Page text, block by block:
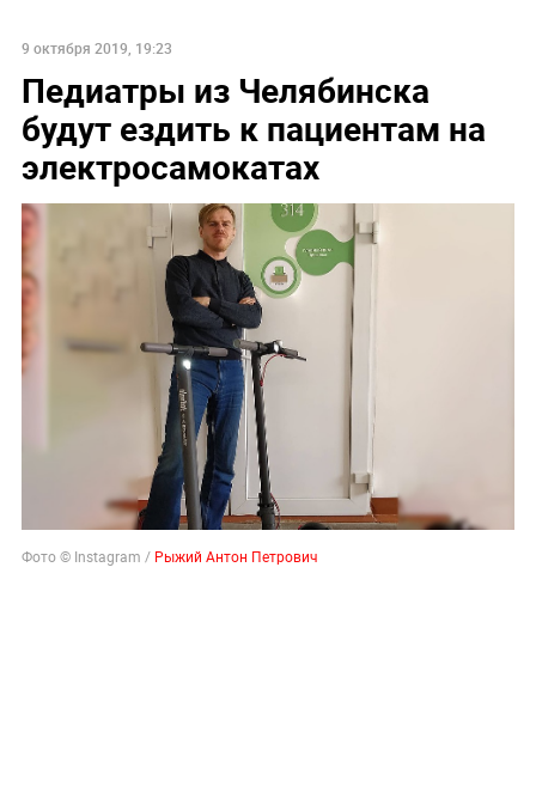
9 октября 2019, 19:23
Педиатры из Челябинска
будут ездить к пациентам на
электросамокатах
Фото © Instagram / Рыжий Антон Петрович